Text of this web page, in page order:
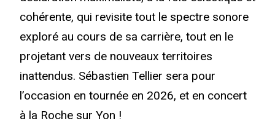
cohérente, qui revisite tout le spectre sonore
exploré au cours de sa carrière, tout en le
projetant vers de nouveaux territoires
inattendus. Sébastien Tellier sera pour
l’occasion en tournée en 2026, et en concert
à la Roche sur Yon !